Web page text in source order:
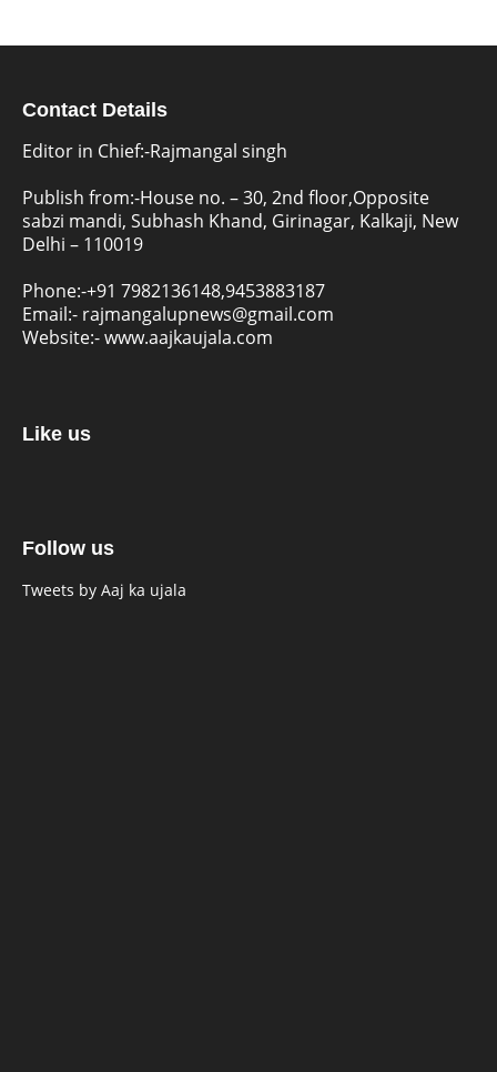
Contact Details
Editor in Chief:-Rajmangal singh
Publish from:-House no. – 30, 2nd floor,Opposite
sabzi mandi, Subhash Khand, Girinagar, Kalkaji, New
Delhi – 110019
Phone:-+91 7982136148,9453883187
Email:- rajmangalupnews@gmail.com
Website:-www.aajkaujala.com
Like us
Follow us
Tweets by Aaj ka ujala